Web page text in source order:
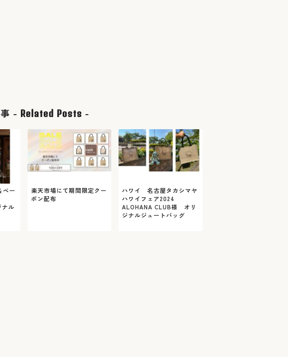
- Related Posts -
ー
ル
楽天市場にて期間限定クー
ポン配布
ハワイ 名古屋タカシマヤ
ハワイフェア2024
ALOHANA CLUB様 オリ
ジナルジュートバッグ